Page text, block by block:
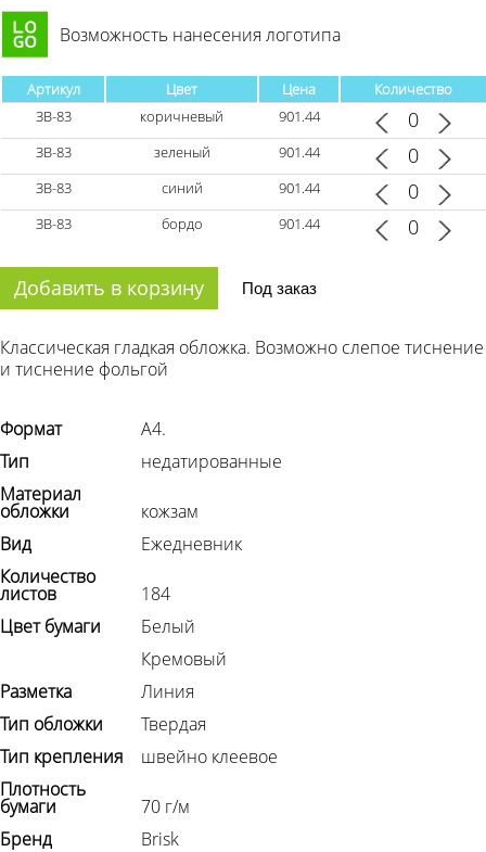
Возможность нанесения логотипа
Артикул Цвет Цена
Количество
ЗВ-83
коричневый
901.44
ЗВ-83
зеленый
901.44
ЗВ-83
синий
901.44
ЗВ-83
бордо 901.44
Добавить в корзину Под заказ
Классическая гладкая обложка. Возможно слепое тиснение
и тиснение фольгой
Формат
А4.
Тип
недатированные
Материал
обложки
кожзам
Вид
Ежедневник
Количество
листов
184
Цвет бумаги
Белый
Кремовый
Разметка
Линия
Тип обложки
Твердая
Тип крепления
швейно клеевое
Плотность
бумаги
70 г/м
Бренд
Brisk